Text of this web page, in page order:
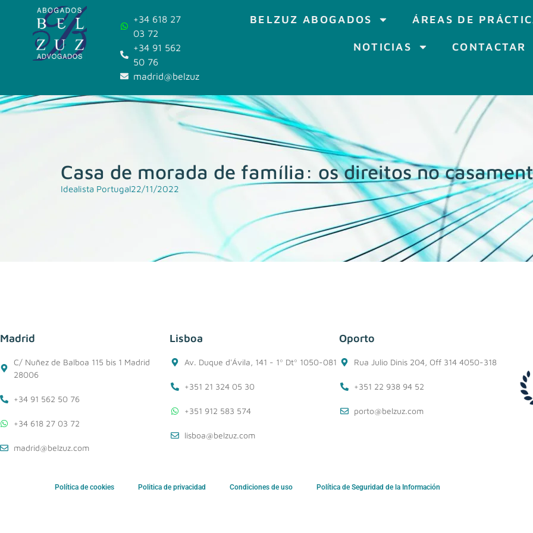
+34 618 27
03 72
+34 91 562
50 76
madrid@belzuz.com
BELZUZ ABOGADOS ÁREAS DE
NOTICIAS CONTACTAR
Casa de morada de família: os direitos no
Idealista Portugal22/11/2022
Madrid
C/ Nuñez de Balboa 115 bis 1 Madrid
28006
+34 91 562 50 76
+34 618 27 03 72
madrid@belzuz.com
Lisboa
Av. Duque d'Ávila, 141 - 1º Dtº 1050-081
+351 21 324 05 30
+351 912 583 574
lisboa@belzuz.com
Oporto
Rua Julio Dinis 204, Off 314 4050-318
+351 22 938 94 52
porto@belzuz.com
Política de cookies Politica de privacidad Condiciones de uso Política de Seguridad de la Información